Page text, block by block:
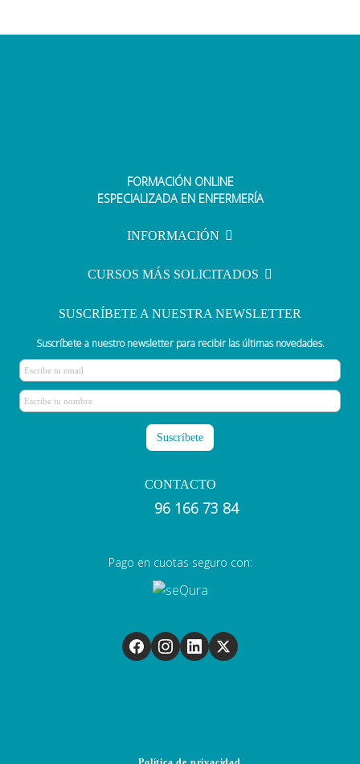
FORMACIÓN ONLINE
ESPECIALIZADA EN ENFERMERÍA
INFORMACIÓN
CURSOS MÁS SOLICITADOS
SUSCRÍBETE A NUESTRA NEWSLETTER
Suscríbete a nuestro newsletter para recibir las últimas novedades.
CONTACTO
96 166 73 84
Pago en cuotas seguro con: